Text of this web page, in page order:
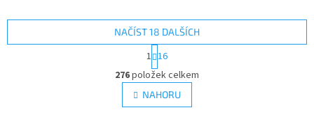
O
v
l
á
NAČÍST 18 DALŠÍCH
S
t
r
á
n
k
1 16
276položek celkem
NAHORU